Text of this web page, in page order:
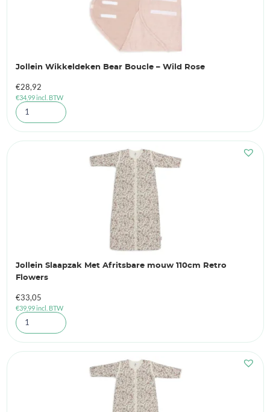
Jollein Wikkeldeken Bear Boucle – Wild Rose
€28,92
€34,99incl. BTW
Jollein Slaapzak Met Afritsbare mouw 110cm Retro
Flowers
€33,05
€39,99incl. BTW